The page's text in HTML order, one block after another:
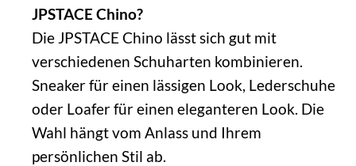
JPSTACE Chino?
Die JPSTACE Chino lässt sich gut mit
verschiedenen Schuharten kombinieren.
Sneaker für einen lässigen Look, Lederschuhe
oder Loafer für einen eleganteren Look. Die
Wahl hängt vom Anlass und Ihrem
persönlichen Stil ab.